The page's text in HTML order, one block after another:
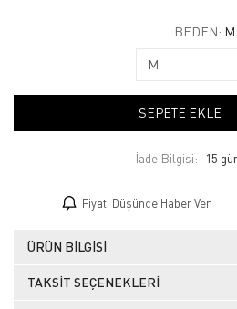
BEDEN: M
SEPETE EKLE
İade Bilgisi:
Fiyatı Düşünce Haber Ver
ÜRÜN BILGISI
TAKSIT SEÇENEKLERI